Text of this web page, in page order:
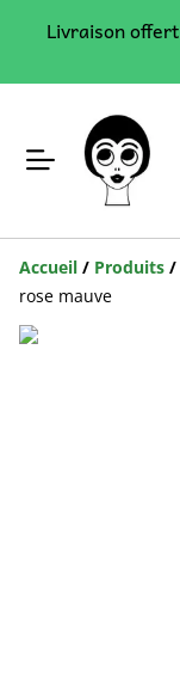
Livraison
Accueil / Produits /
rose mauve